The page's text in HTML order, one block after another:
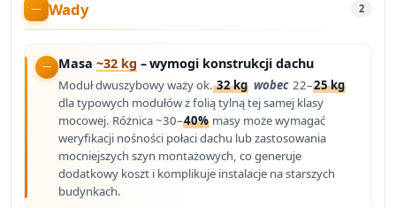
Wady 2
Masa~32 kg – wymogi konstrukcji dachu
Moduł dwuszybowy waży ok.32 kg wobec 22–25 kg
dla typowych modułów z folią tylną tej samej klasy
mocowej. Różnica ~30–40% masy może wymagać
weryfikacji nośności połaci dachu lub zastosowania
mocniejszych szyn montażowych, co generuje
dodatkowy koszt i komplikuje instalacje na starszych
budynkach.